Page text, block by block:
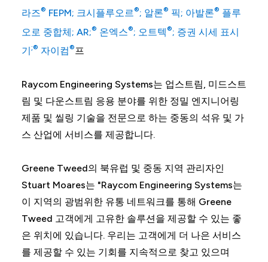
라즈® FEPM; 크시플루오르®; 알론® 픽; 아발론® 플루
오로 중합체; AR;® 온엑스®; 오트텍®; 증권 시세 표시
기;® 자이컴®프
Raycom Engineering Systems는 업스트림, 미드스트
림 및 다운스트림 응용 분야를 위한 정밀 엔지니어링
제품 및 씰링 기술을 전문으로 하는 중동의 석유 및 가
스 산업에 서비스를 제공합니다.
Greene Tweed의 북유럽 및 중동 지역 관리자인
Stuart Moares는 "Raycom Engineering Systems는
이 지역의 광범위한 유통 네트워크를 통해 Greene
Tweed 고객에게 고유한 솔루션을 제공할 수 있는 좋
은 위치에 있습니다. 우리는 고객에게 더 나은 서비스
를 제공할 수 있는 기회를 지속적으로 찾고 있으며